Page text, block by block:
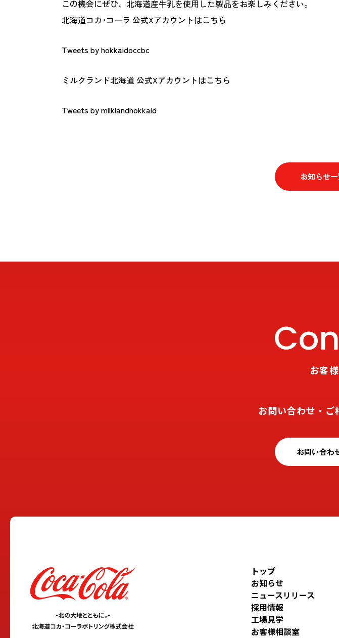
この機会にぜひ、北海道産牛乳を使用した製品をお楽しみください。
北海道コカ･コーラ 公式Xアカウントはこちら
Tweets by hokkaidoccbc
ミルクランド北海道 公式Xアカウントはこちら
Tweets by milklandhokkaid
お知らせ
お客
お問い合わせ・ご
お問い合わ
トップ
お知らせ
ニュースリリース
採用情報
工場見学
お客様相談室